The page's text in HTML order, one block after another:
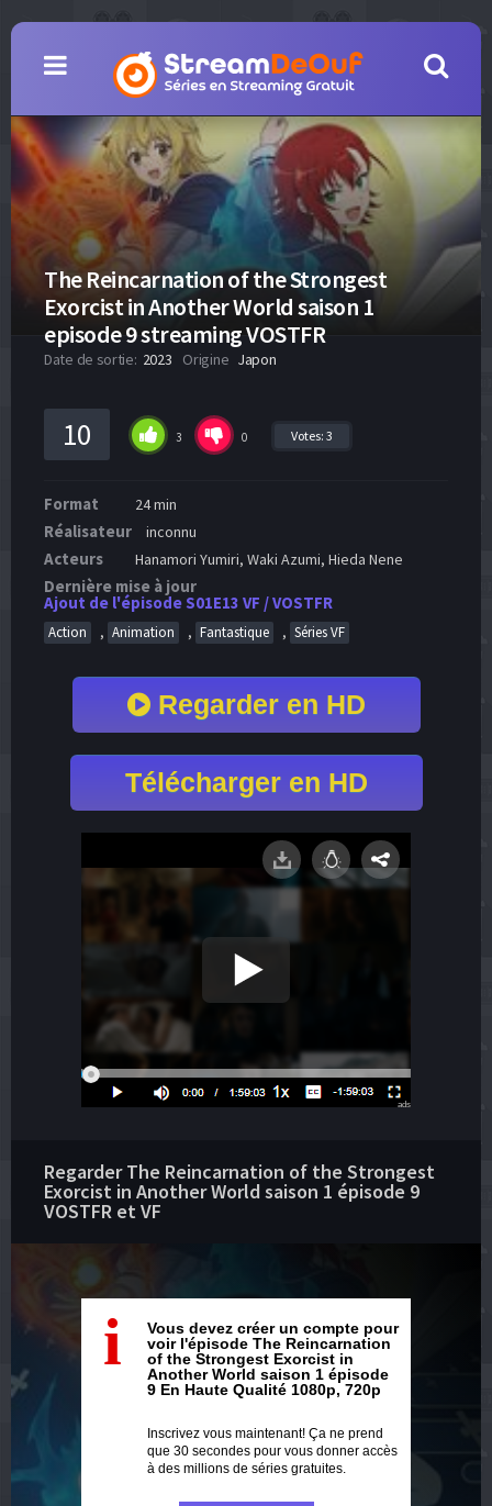
The Reincarnation of the Strongest
Exorcist in Another World saison 1
episode 9 streaming VOSTFR
Date de sortie: 2023 Origine Japon
10 3 0 Votes: 3
Format 24 min
Réalisateur inconnu
Acteurs Hanamori Yumiri, Waki Azumi, Hieda Nene
Dernière mise à jour
Ajout de l'épisode S01E13 VF / VOSTFR
Action , Animation , Fantastique , Séries VF
Regarder en HD
Télécharger en HD
ads
Regarder The Reincarnation of the Strongest
Exorcist in Another World saison 1 épisode 9
VOSTFR et VF
i
Vous devez créer un compte pour
voir l'épisode The Reincarnation
of the Strongest Exorcist in
Another World saison 1 épisode
9 En Haute Qualité 1080p, 720p
Inscrivez vous maintenant! Ça ne prend
que 30 secondes pour vous donner accès
à des millions de séries gratuites.